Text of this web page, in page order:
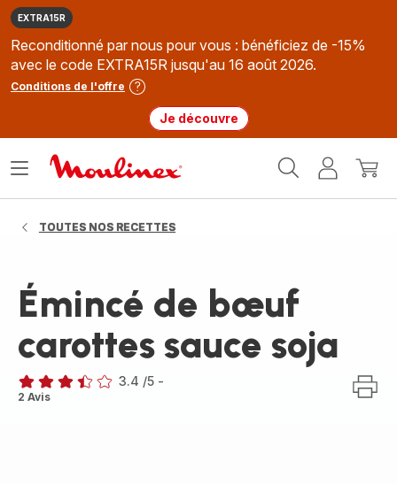
EXTRA15R
Reconditionné par nous pour vous : bénéficiez de -15%
avec le code EXTRA15R jusqu'au 16 août 2026.
Conditions de l'offre
Je découvre
MonMon
Ouvrir
TOUTES NOS RECETTES
Émincé de bœuf
carottes sauce soja
ratings.3.4
3.4 /5 -
2 Avis